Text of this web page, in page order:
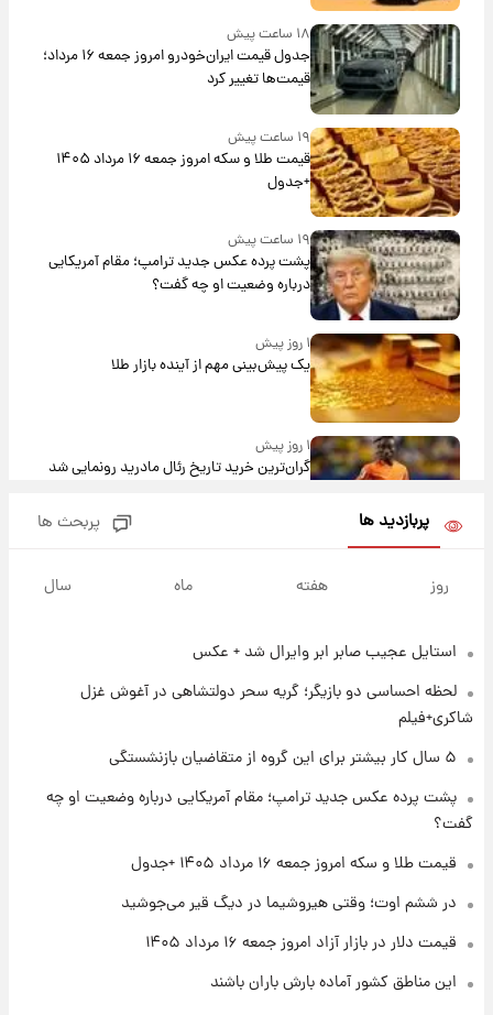
۱۸ ساعت پیش
جدول قیمت ایران‌خودرو امروز جمعه ۱۶ مرداد؛
قیمت‌ها تغییر کرد
۱۹ ساعت پیش
قیمت طلا و سکه امروز جمعه ۱۶ مرداد ۱۴۰۵
+جدول
۱۹ ساعت پیش
پشت پرده عکس جدید ترامپ؛ مقام آمریکایی
درباره وضعیت او چه گفت؟
۱ روز پیش
یک پیش‌بینی مهم از آینده بازار طلا
۱ روز پیش
گران‌ترین خرید تاریخ رئال مادرید رونمایی شد
روزها پربارش‌تر خواهند بود؟
۱ روز پیش
شد؛ تیکدری، محبی و سرگیف با اعداد ویژه
۱ روز پیش
شد+فیلم
۱ روز پیش
امروز پنجشنبه ۱۵ مرداد ۱۴۰۵ +جدول
قیمت طلا و سکه امروز پنجشنبه ۱۵ مرداد ۱۴۰۵
پربازدید ها پربحث ها
روز هفته ماه سال
استایل عجیب صابر ابر وایرال شد + عکس
لحظه احساسی دو بازیگر؛ گریه سحر دولتشاهی در آغوش غزل
شاکری+فیلم
۵ سال کار بیشتر برای این گروه از متقاضیان بازنشستگی
پشت پرده عکس جدید ترامپ؛ مقام آمریکایی درباره وضعیت او چه
گفت؟
قیمت طلا و سکه امروز جمعه ۱۶ مرداد ۱۴۰۵ +جدول
در ششم اوت؛ وقتی هیروشیما در دیگ قیر می‌جوشید
قیمت دلار در بازار آزاد امروز جمعه ۱۶ مرداد ۱۴۰۵
این مناطق کشور آماده بارش باران باشند